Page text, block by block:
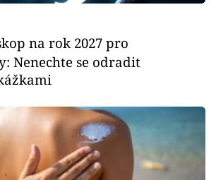
na rok 2027 pro
Nenechte se odradit